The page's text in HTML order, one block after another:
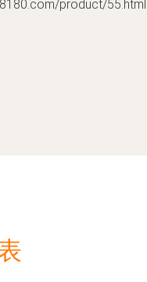
product/55.html